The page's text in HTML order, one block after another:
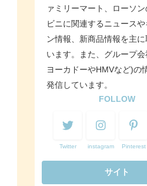
ァミリーマート、ローソ
ビニに関連するニュース
ン情報、新商品情報を主
います。また、グループ
ヨーカドーやHMVなど)の
発信しています。
FOLLOW
Twitter instagram Pinterest